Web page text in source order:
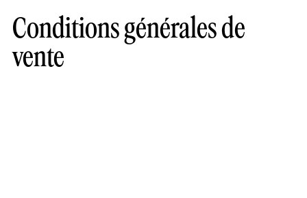
Conditions générales de
vente